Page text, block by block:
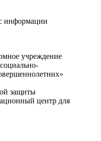
информации
защиты
центр для